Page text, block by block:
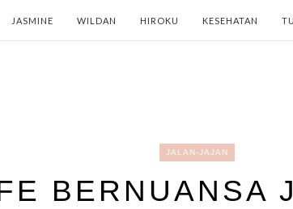
JASMINE WILDAN HIROKU KESEHATAN
JALAN-JAJAN
BERNUANSA